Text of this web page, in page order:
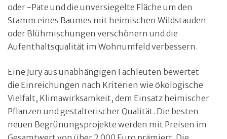
oder -Pate und die unversiegelte Fläche um den
Stamm eines Baumes mit heimischen Wildstauden
oder Blühmischungen verschönern und die
Aufenthaltsqualität im Wohnumfeld verbessern.
Eine Jury aus unabhängigen Fachleuten bewertet
die Einreichungen nach Kriterien wie ökologische
Vielfalt, Klimawirksamkeit, dem Einsatz heimischer
Pflanzen und gestalterischer Qualität. Die besten
neuen Begrünungsprojekte werden mit Preisen im